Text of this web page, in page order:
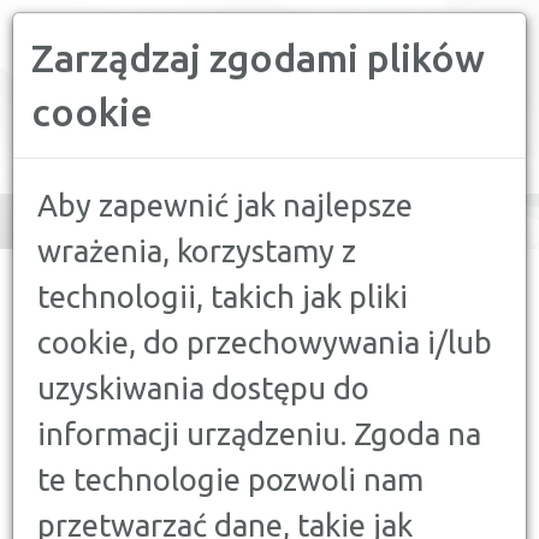
Zarządzaj zgodami plików
cookie
Aby zapewnić jak najlepsze
wrażenia, korzystamy z
technologii, takich jak pliki
cookie, do przechowywania i/lub
uzyskiwania dostępu do
informacji urządzeniu. Zgoda na
te technologie pozwoli nam
przetwarzać dane, takie jak
navigation
2020 ROKU BĘDĄ DROŻSZE?
KREDYTY, POŻYCZKI
CZY KREDYTY W 2020 ROKU
BĘDĄ DROŻSZE?
24 MARCA 2020
2019 był rekordowym rokiem pod względem